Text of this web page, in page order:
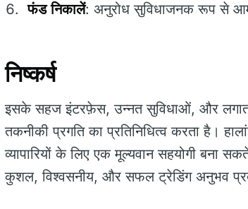
फंड निकालें: अनुरोध सुविधाजनक रूप से
निष्कर्ष
इसके सहज इंटरफ़ेस, उन्नत सुविधाओं, और
तकनीकी प्रगति का प्रतिनिधित्व करता है।
व्यापारियों के लिए एक मूल्यवान सहयोगी बना
कुशल, विश्वसनीय, और सफल ट्रेडिंग अनुभव